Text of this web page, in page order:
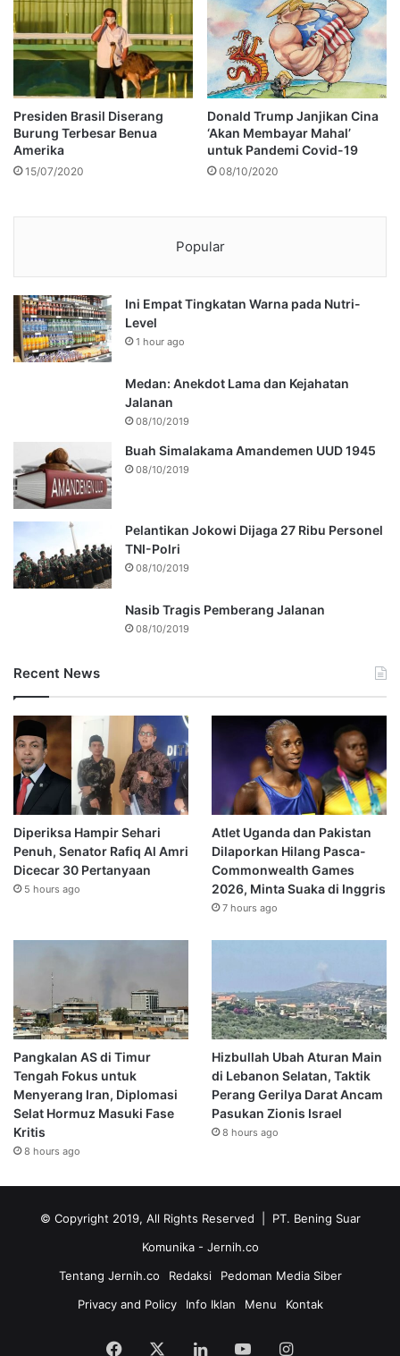
Presiden Brasil Diserang
Burung Terbesar Benua
Amerika
15/07/2020
Donald Trump Janjikan Cina
‘Akan Membayar Mahal’
untuk Pandemi Covid-19
08/10/2020
Popular
Ini Empat Tingkatan Warna pada Nutri-
Level
1 hour ago
Medan: Anekdot Lama dan Kejahatan
Jalanan
08/10/2019
Buah Simalakama Amandemen UUD 1945
08/10/2019
Pelantikan Jokowi Dijaga 27 Ribu Personel
TNI-Polri
08/10/2019
Nasib Tragis Pemberang Jalanan
08/10/2019
Recent News
Diperiksa Hampir Sehari
Penuh, Senator Rafiq Al Amri
Dicecar 30 Pertanyaan
5 hours ago
Atlet Uganda dan Pakistan
Dilaporkan Hilang Pasca-
Commonwealth Games
2026, Minta Suaka di Inggris
7 hours ago
Pangkalan AS di Timur
Tengah Fokus untuk
Menyerang Iran, Diplomasi
Selat Hormuz Masuki Fase
Kritis
8 hours ago
Hizbullah Ubah Aturan Main
di Lebanon Selatan, Taktik
Perang Gerilya Darat Ancam
Pasukan Zionis Israel
8 hours ago
© Copyright 2019, All Rights Reserved | PT. Bening Suar
Komunika - Jernih.co
Tentang Jernih.co
Redaksi
Pedoman Media Siber
Privacy and Policy
Info Iklan Menu Kontak
Facebook LinkedInYouTubeInstagram